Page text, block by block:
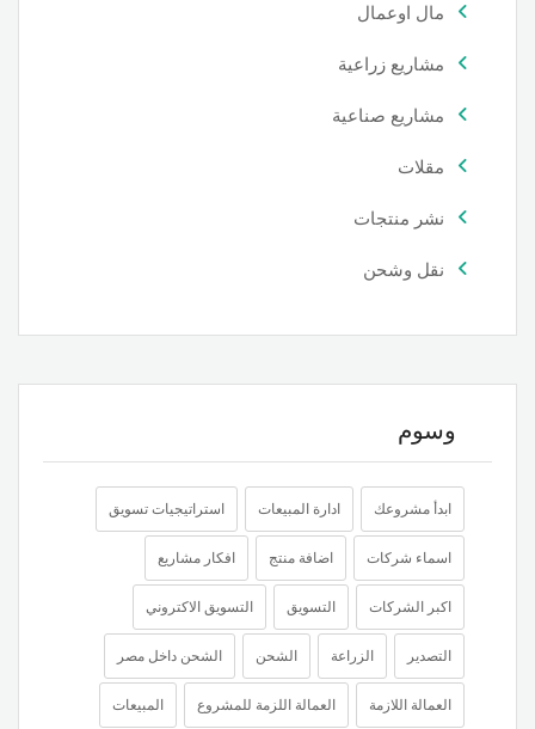
مال اوعمال
مشاريع زراعية
مشاريع صناعية
مقلات
نشر منتجات
نقل وشحن
وسوم
ابدأ مشروعك ادارة المبيعات استراتيجيات تسويق
اسماء شركات اضافة منتج افكار مشاريع
اكبر الشركات التسويق التسويق الاكتروني
التصدير الزراعة الشحن الشحن داخل مصر
العمالة اللازمة العمالة اللزمة للمشروع المبيعات